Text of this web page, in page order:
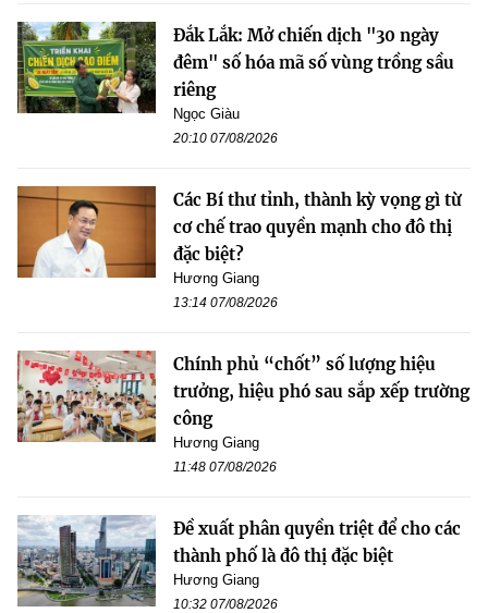
Đắk Lắk: Mở chiến dịch "30 ngày
đêm" số hóa mã số vùng trồng sầu
riêng
Ngọc Giàu
20:10 07/08/2026
Các Bí thư tỉnh, thành kỳ vọng gì từ
cơ chế trao quyền mạnh cho đô thị
đặc biệt?
Hương Giang
13:14 07/08/2026
Chính phủ “chốt” số lượng hiệu
trưởng, hiệu phó sau sắp xếp trường
công
Hương Giang
11:48 07/08/2026
Đề xuất phân quyền triệt để cho các
thành phố là đô thị đặc biệt
Hương Giang
10:32 07/08/2026